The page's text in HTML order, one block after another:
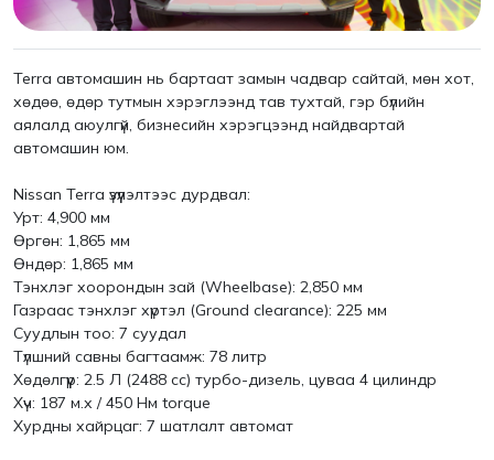
Terra автомашин нь бартаат замын чадвар сайтай, мөн хот,
хөдөө, өдөр тутмын хэрэглээнд тав тухтай, гэр бүлийн
аялалд аюулгүй, бизнесийн хэрэгцээнд найдвартай
автомашин юм.
Nissan Terra үзүүлэлтээс дурдвал:
Урт: 4,900 мм
Өргөн: 1,865 мм
Өндөр: 1,865 мм
Тэнхлэг хоорондын зай (Wheelbase): 2,850 мм
Газраас тэнхлэг хүртэл (Ground clearance): 225 мм
Суудлын тоо: 7 суудал
Түлшний савны багтаамж: 78 литр
Хөдөлгүүр: 2.5 Л (2488 cc) турбо-дизель, цуваа 4 цилиндр
Хүч: 187 м.х / 450 Нм torque
Хурдны хайрцаг: 7 шатлалт автомат